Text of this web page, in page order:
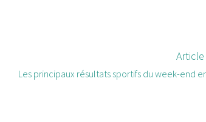
Les principaux résultats sportifs du week-end